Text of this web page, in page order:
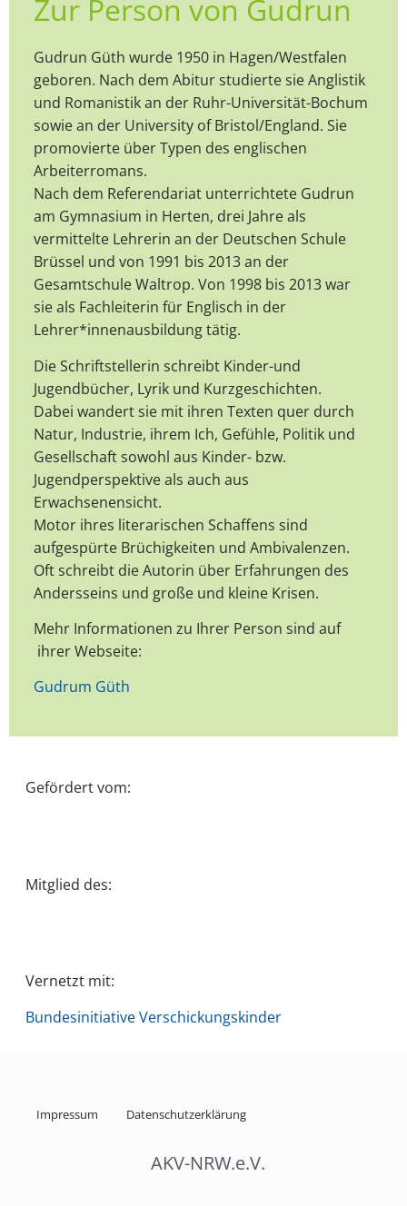
Zur Person von Gudrun
Gudrun Güth wurde 1950 in Hagen/Westfalen
geboren. Nach dem Abitur studierte sie Anglistik
und Romanistik an der Ruhr-Universität-Bochum
sowie an der University of Bristol/England. Sie
promovierte über Typen des englischen
Arbeiterromans.
Nach dem Referendariat unterrichtete Gudrun
am Gymnasium in Herten, drei Jahre als
vermittelte Lehrerin an der Deutschen Schule
Brüssel und von 1991 bis 2013 an der
Gesamtschule Waltrop. Von 1998 bis 2013 war
sie als Fachleiterin für Englisch in der
Lehrer*innenausbildung tätig.
Die Schriftstellerin schreibt Kinder-und
Jugendbücher, Lyrik und Kurzgeschichten.
Dabei wandert sie mit ihren Texten quer durch
Natur, Industrie, ihrem Ich, Gefühle, Politik und
Gesellschaft sowohl aus Kinder- bzw.
Jugendperspektive als auch aus
Erwachsenensicht.
Motor ihres literarischen Schaffens sind
aufgespürte Brüchigkeiten und Ambivalenzen.
Oft schreibt die Autorin über Erfahrungen des
Andersseins und große und kleine Krisen.
Mehr Informationen zu Ihrer Person sind auf
ihrer Webseite:
Gudrum Güth
Gefördert vom:
Mitglied des:
Vernetzt mit:
Bundesinitiative Verschickungskinder
Impressum Datenschutzerklärung
AKV-NRW.e.V.